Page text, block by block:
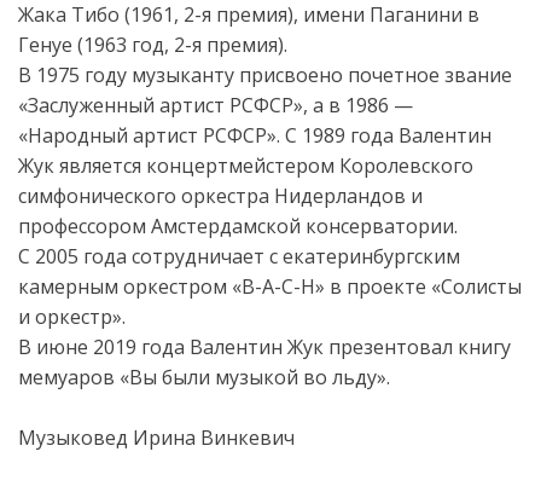
Жака Тибо (1961, 2-я премия), имени Паганини в
Генуе (1963 год, 2-я премия).
В 1975 году музыканту присвоено почетное звание
«Заслуженный артист РСФСР», а в 1986 —
«Народный артист РСФСР». С 1989 года Валентин
Жук является концертмейстером Королевского
симфонического оркестра Нидерландов и
профессором Амстердамской консерватории.
С 2005 года сотрудничает с екатеринбургским
камерным оркестром «В-А-С-Н» в проекте «Солисты
и оркестр».
В июне 2019 года Валентин Жук презентовал книгу
мемуаров «Вы были музыкой во льду».
Музыковед Ирина Винкевич